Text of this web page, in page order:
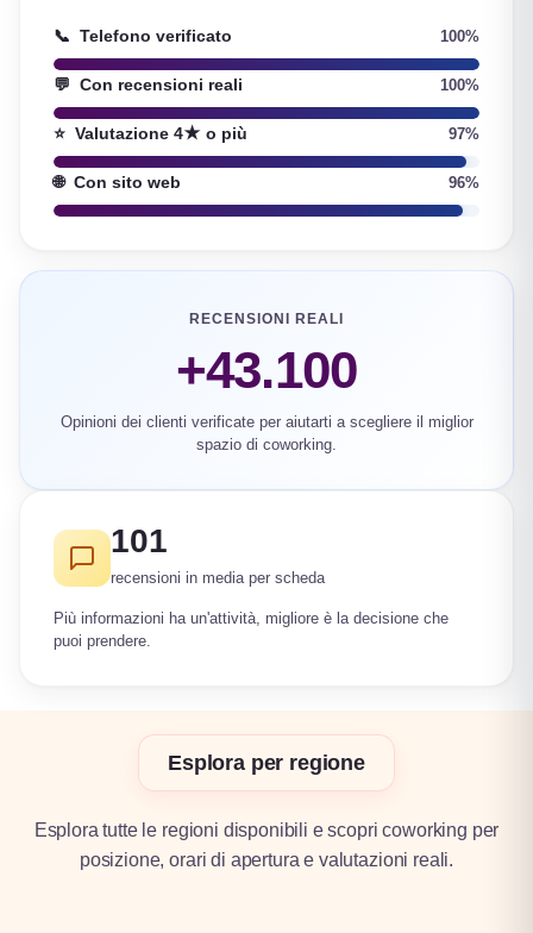
📞 Telefono verificato 100%
💬 Con recensioni reali 100%
⭐ Valutazione 4★ o più 97%
🌐 Con sito web 96%
RECENSIONI REALI
+43.100
Opinioni dei clienti verificate per aiutarti a scegliere il miglior
spazio di coworking.
101
recensioni in media per scheda
Più informazioni ha un'attività, migliore è la decisione che
puoi prendere.
Esplora per regione
Esplora tutte le regioni disponibili e scopri coworking per
posizione, orari di apertura e valutazioni reali.